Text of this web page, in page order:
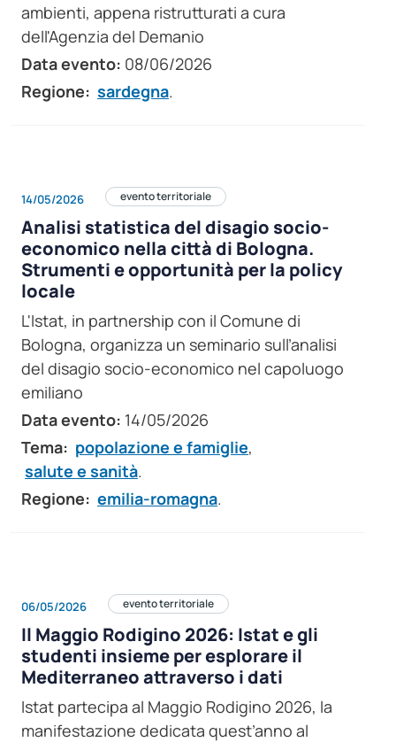
ambienti, appena ristrutturati a cura
dell'Agenzia del Demanio
Data evento: 08/06/2026
Regione: sardegna.
14/05/2026 evento territoriale
Analisi statistica del disagio socio-
economico nella città di Bologna.
Strumenti e opportunità per la policy
locale
L'Istat, in partnership con il Comune di
Bologna, organizza un seminario sull’analisi
del disagio socio-economico nel capoluogo
emiliano
Data evento: 14/05/2026
Tema: popolazione e famiglie,
salute e sanità.
Regione: emilia-romagna.
06/05/2026 evento territoriale
Il Maggio Rodigino 2026: Istat e gli
studenti insieme per esplorare il
Mediterraneo attraverso i dati
Istat partecipa al Maggio Rodigino 2026, la
manifestazione dedicata quest’anno al